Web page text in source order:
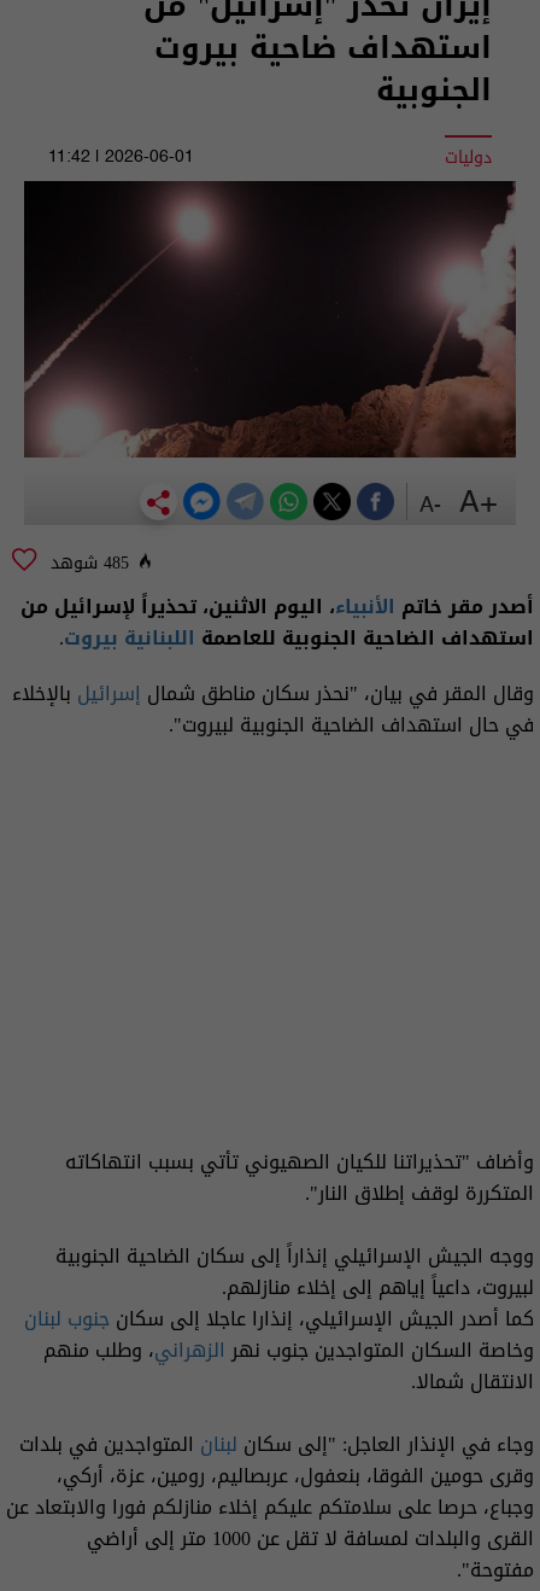
استهداف ضاحية بيروت
الجنوبية
دوليات 2026-06-01 | 11:42
485 شوهد
أصدر مقر خاتم الأنبياء، اليوم الاثنين، تحذيراً لإسرائيل من
استهداف الضاحية الجنوبية للعاصمة اللبنانية بيروت.
وقال المقر في بيان، "نحذر سكان مناطق شمال إسرائيل بالإخلاء
في حال استهداف الضاحية الجنوبية لبيروت".
وأضاف "تحذيراتنا للكيان الصهيوني تأتي بسبب انتهاكاته
المتكررة لوقف إطلاق النار".
ووجه الجيش الإسرائيلي إنذاراً إلى سكان الضاحية الجنوبية
لبيروت، داعياً إياهم إلى إخلاء منازلهم.
كما أصدر الجيش الإسرائيلي، إنذارا عاجلا إلى سكان جنوب لبنان
وخاصة السكان المتواجدين جنوب نهرالزهراني، وطلب منهم
الانتقال شمالا.
وجاء في الإنذار العاجل: "إلى سكان لبنان المتواجدين في بلدات
وقرى حومين الفوقا، بنعفول، عربصاليم، رومین، عزة، أركي،
وجباع، حرصا على سلامتكم عليكم إخلاء منازلكم فورا والابتعاد عن
القرى والبلدات لمسافة لا تقل عن 1000 متر إلى أراضي
مفتوحة".
+A
-A